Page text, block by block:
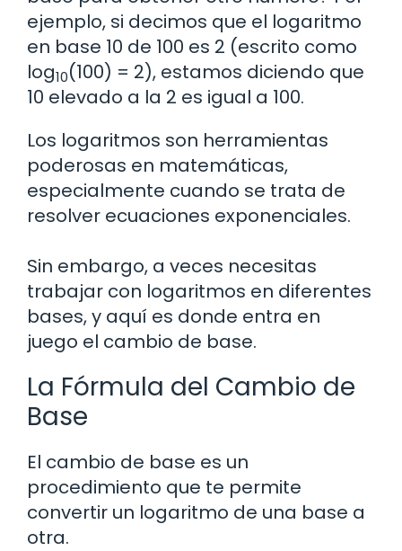
ejemplo, si decimos que el logaritmo
en base 10 de 100 es 2 (escrito como
log10(100) = 2), estamos diciendo que
10 elevado a la 2 es igual a 100.
Los logaritmos son herramientas
poderosas en matemáticas,
especialmente cuando se trata de
resolver ecuaciones exponenciales.
Sin embargo, a veces necesitas
trabajar con logaritmos en diferentes
bases, y aquí es donde entra en
juego el cambio de base.
La Fórmula del Cambio de
Base
El cambio de base es un
procedimiento que te permite
convertir un logaritmo de una base a
otra.